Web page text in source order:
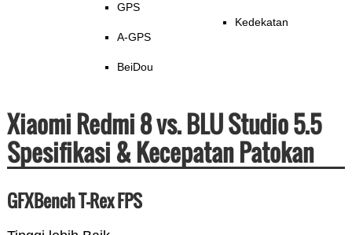
GPS
A-GPS
BeiDou
Kedekatan
Xiaomi Redmi 8 vs. BLU Studio 5.5
Spesifikasi & Kecepatan Patokan
GFXBench T-Rex FPS